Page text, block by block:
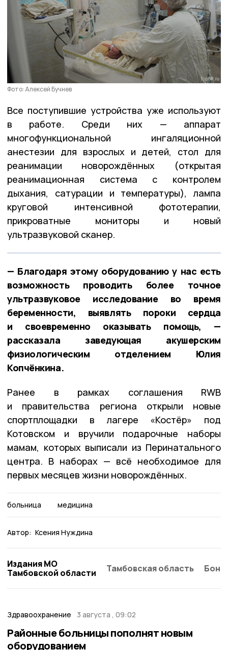
Фото: Алексей Бучнев
Все поступившие устройства уже используют
в работе. Среди них — аппарат
многофункциональной ингаляционной
анестезии для взрослых и детей, стол для
реанимации новорождённых (открытая
реанимационная система с контролем
дыхания, сатурации и температуры), лампа
круговой интенсивной фототерапии,
прикроватные мониторы и новый
ультразвуковой сканер.
— Благодаря этому оборудованию у нас есть
возможность проводить более точное
ультразвуковое исследование во время
беременности, выявлять пороки сердца
и своевременно оказывать помощь, —
рассказала заведующая акушерским
физиологическим отделением Юлия
Копчёнкина.
Ранее в рамках соглашения RWB
и правительства региона открыли новые
спортплощадки в лагере «Костёр» под
Котовском и вручили подарочные наборы
мамам, которых выписали из Перинатального
центра. В наборах — всё необходимое для
первых месяцев жизни новорождённых.
больница медицина
Автор: Ксения Нуждина
Издания МО
Тамбовской области
Тамбовская область
Здравоохранение 3 августа , 09:02
Районные больницы пополнят новым
оборудованием